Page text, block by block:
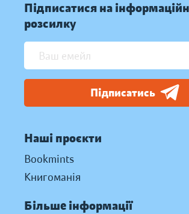
Підписатися на
розсилку
Підписатись
Наші проєкти
Bookmints
Книгоманія
Більше інформації